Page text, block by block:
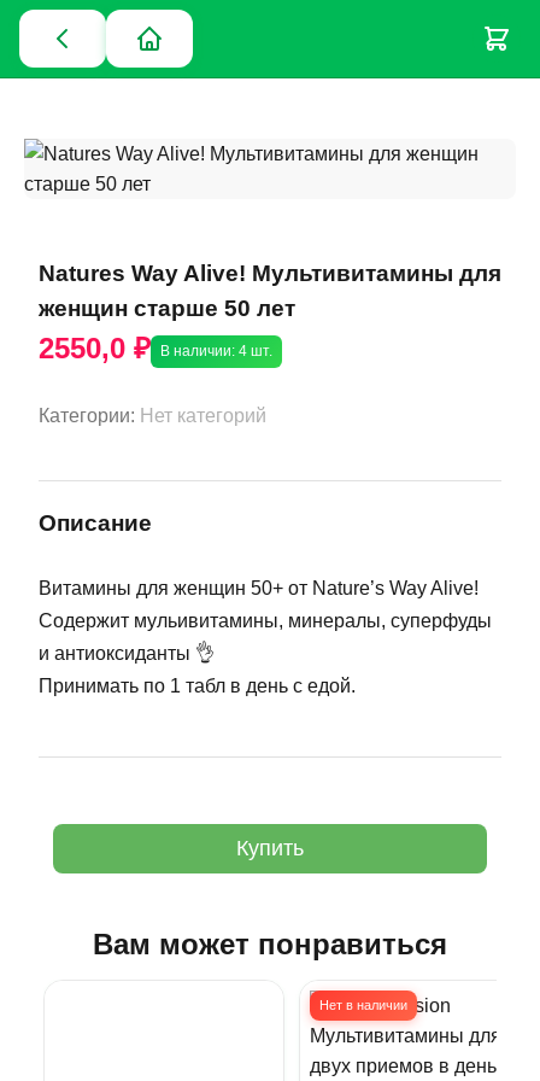
Natures Way Alive! Мультивитамины для
женщин старше 50 лет
2550,0 ₽ В наличии: 4 шт.
Категории: Нет категорий
Описание
Витамины для женщин 50+ от Nature’s Way Alive!
Содержит мульивитамины, минералы, суперфуды
и антиоксиданты 👌
Принимать по 1 табл в день с едой.
Купить
Вам может понравиться
Нет в наличии